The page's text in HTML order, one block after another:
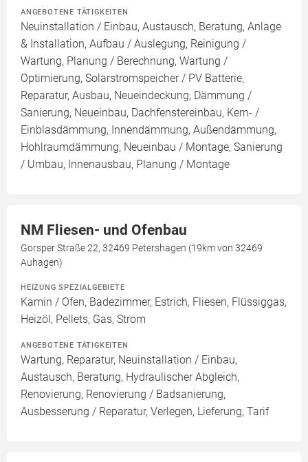
ANGEBOTENE TÄTIGKEITEN
Neuinstallation / Einbau, Austausch, Beratung, Anlage
& Installation, Aufbau / Auslegung, Reinigung /
Wartung, Planung / Berechnung, Wartung /
Optimierung, Solarstromspeicher / PV Batterie,
Reparatur, Ausbau, Neueindeckung, Dämmung /
Sanierung, Neueinbau, Dachfenstereinbau, Kern- /
Einblasdämmung, Innendämmung, Außendämmung,
Hohlraumdämmung, Neueinbau / Montage, Sanierung
/ Umbau, Innenausbau, Planung / Montage
NM Fliesen- und Ofenbau
Gorsper Straße 22, 32469 Petershagen (19km von 32469
Auhagen)
HEIZUNG SPEZIALGEBIETE
Kamin / Ofen, Badezimmer, Estrich, Fliesen, Flüssiggas,
Heizöl, Pellets, Gas, Strom
ANGEBOTENE TÄTIGKEITEN
Wartung, Reparatur, Neuinstallation / Einbau,
Austausch, Beratung, Hydraulischer Abgleich,
Renovierung, Renovierung / Badsanierung,
Ausbesserung / Reparatur, Verlegen, Lieferung, Tarif